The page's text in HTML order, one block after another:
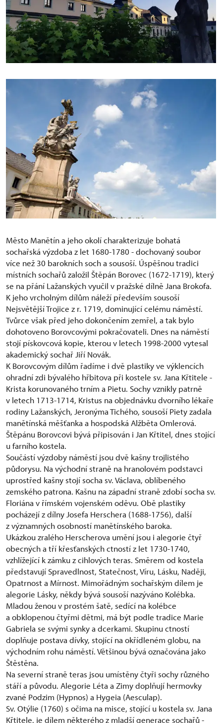
Město Manětín a jeho okolí charakterizuje bohatá
sochařská výzdoba z let 1680-1780 - dochovaný soubor
více než 30 barokních soch a sousoší. Úspěšnou tradici
místních sochařů založil Štěpán Borovec (1672-1719), který
se na přání Lažanských vyučil v pražské dílně Jana Brokofa.
K jeho vrcholným dílům náleží především sousoší
Nejsvětější Trojice z r. 1719, dominující celému náměstí.
Tvůrce však před jeho dokončením zemřel, a tak bylo
dohotoveno Borovcovými pokračovateli. Dnes na náměstí
stojí pískovcová kopie, kterou v letech 1998-2000 vytesal
akademický sochař Jiří Novák.
K Borovcovým dílům řadíme i dvě plastiky ve výklencích
ohradní zdi bývalého hřbitova při kostele sv. Jana Křtitele -
Krista korunovaného trním a Pietu. Sochy vznikly patrně
v letech 1713-1714, Kristus na objednávku dvorního lékaře
rodiny Lažanských, Jeronýma Tichého, sousoší Piety zadala
manětínská měšťanka a hospodská Alžběta Omlerová.
Štěpánu Borovcovi bývá připisován i Jan Křtitel, dnes stojící
u farního kostela.
Součástí výzdoby náměstí jsou dvě kašny trojlistého
půdorysu. Na východní straně na hranolovém podstavci
uprostřed kašny stojí socha sv. Václava, oblíbeného
zemského patrona. Kašnu na západní straně zdobí socha sv.
Floriána v římském vojenském oděvu. Obě plastiky
pocházejí z dílny Josefa Herschera (1688-1756), další
z významných osobností manětínského baroka.
Ukázkou zralého Herscherova umění jsou i alegorie čtyř
obecných a tří křesťanských ctností z let 1730-1740,
vzhlížející k zámku z cihlových teras. Směrem od kostela
představují Spravedlnost, Statečnost, Víru, Lásku, Naději,
Opatrnost a Mírnost. Mimořádným sochařským dílem je
alegorie Lásky, někdy bývá sousoší nazýváno Kolébka.
Mladou ženou v prostém šatě, sedící na kolébce
a obklopenou čtyřmi dětmi, má být podle tradice Marie
Gabriela se svými synky a dcerkami. Skupinu ctností
doplňuje postava dívky, stojící na okřídleném globu, na
východním rohu náměstí. Většinou bývá označována jako
Štěstěna.
Na severní straně teras jsou umístěny čtyři sochy různého
stáří a původu. Alegorie Léta a Zimy doplňují hermovky
zvané Podzim (Hypnos) a Hygeia (Aesculap).
Sv. Otýlie (1760) s očima na misce, stojící u kostela sv. Jana
Křtitele, je dílem některého z mladší generace sochařů -